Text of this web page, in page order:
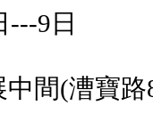
---9日
間(漕寶